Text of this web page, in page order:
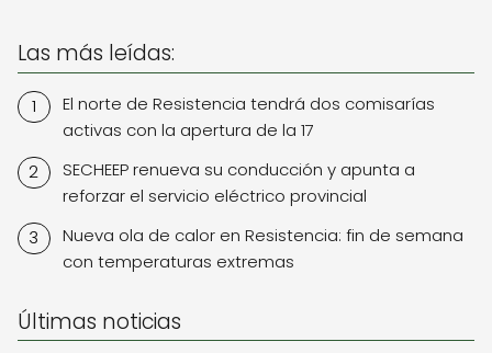
Las más leídas:
El norte de Resistencia tendrá dos comisarías
activas con la apertura de la 17
SECHEEP renueva su conducción y apunta a
reforzar el servicio eléctrico provincial
Nueva ola de calor en Resistencia: fin de semana
con temperaturas extremas
Últimas noticias